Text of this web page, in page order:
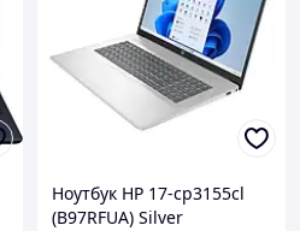
Ноутбук HP 17-cp3155cl
(B97RFUA) Silver